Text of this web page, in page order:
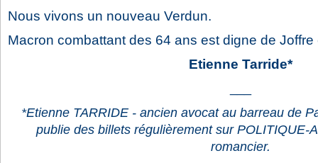
Nous vivons un nouveau Verdun.
Macron combattant des 64 ans est digne de Joffre
Etienne Tarride*
*Etienne TARRIDE - ancien avocat au barreau de
publie des billets régulièrement sur POLITIQUE-
romancier.